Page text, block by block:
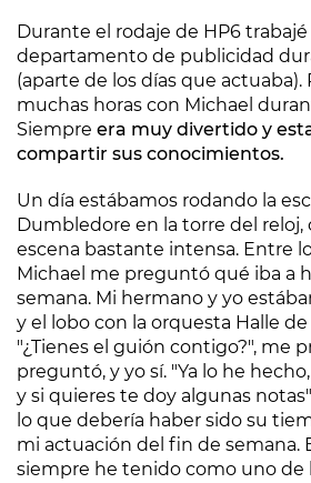
Durante el rodaje de HP6 trabajé
departamento de publicidad
(aparte de los días que actuaba).
muchas horas con Michael
Siempre era muy divertido y
compartir sus conocimientos.
Un día estábamos rodando la
Dumbledore en la torre del
escena bastante intensa. Entre
Michael me preguntó qué iba a
semana. Mi hermano y yo
y el lobo con la orquesta Halle
"¿Tienes el guión contigo?", me
preguntó, y yo sí. "Ya lo he
y si quieres te doy algunas
lo que debería haber sido su
mi actuación del fin de semana.
siempre he tenido como uno de